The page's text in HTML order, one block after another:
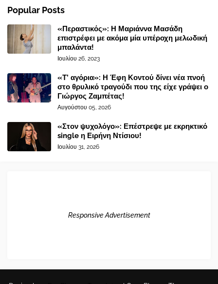
Popular Posts
«Περαστικός»: Η Μαριάννα Μασάδη
επιστρέφει με ακόμα μία υπέροχη μελωδική
μπαλάντα!
Ιουλίου 26, 2023
«Τ’ αγόρια»: Η Έφη Κοντού δίνει νέα πνοή
στο θρυλικό τραγούδι που της είχε γράψει ο
Γιώργος Ζαμπέτας!
Αυγούστου 05, 2026
«Στον ψυχολόγο»: Επέστρεψε με εκρηκτικό
single η Ειρήνη Ντίσιου!
Ιουλίου 31, 2026
Responsive Advertisement